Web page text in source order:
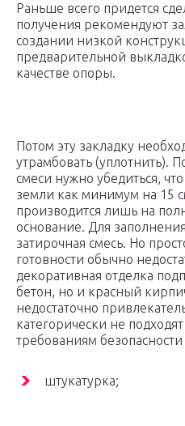
Раньше всего придется
получения рекомендуют
создании низкой
предварительной
качестве опоры.
Потом эту закладку
утрамбовать (уплотнить).
смеси нужно убедиться,
земли как минимум на 15
производится лишь на
основание. Для
затирочная смесь. Но
готовности обычно
декоративная отделка
бетон, но и красный
недостаточно
категорически не
требованиям
штукатурка;